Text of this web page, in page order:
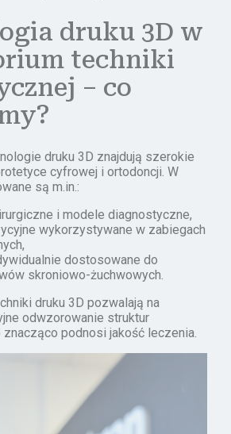
druku 3D w
techniki
– co
druku 3D znajdują szerokie
cyfrowej i ortodoncji. W
są m.in.:
i modele diagnostyczne,
wykorzystywane w zabiegach
dostosowane do
skroniowo-żuchwowych.
druku 3D pozwalają na
odwzorowanie struktur
znacząco podnosi jakość leczenia.